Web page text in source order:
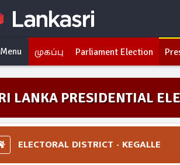
Menu முகப்பு Parliament Election
LANKA PRESIDENTIAL
ELECTORAL DISTRICT - KEGALLE